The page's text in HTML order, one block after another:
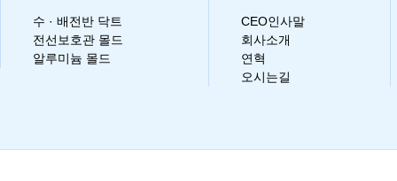
수 · 배전반 닥트
전선보호관 몰드
알루미늄 몰드
CEO인사말
회사소개
연혁
오시는길